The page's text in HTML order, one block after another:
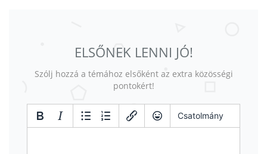
ELSŐNEK LENNI JÓ!
Szólj hozzá a témához elsőként az extra közösségi
pontokért!
Csatolmány